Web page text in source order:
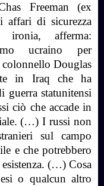
Freeman (ex
affari di sicurezza
ironia, afferma:
ucraino per
colonnello Douglas
in Iraq che ha
guerra statunitensi
ciò che accade in
(…) I russi non
sul campo
e che potrebbero
(…) Cosa
o qualcun altro